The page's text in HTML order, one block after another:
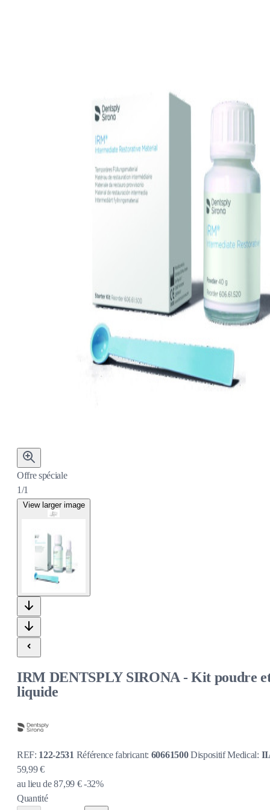
Offre spéciale
1/1
View larger image
IRM DENTSPLY SIRONA - Kit poudre
liquide
REF: 122-2531 Référence fabricant: 60661500Dispositif Medical:
59,99 €
au lieu de87,99 € -32%
Quantité